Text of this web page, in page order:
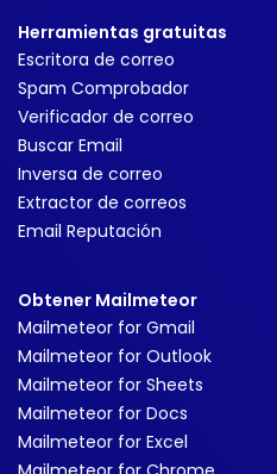
Herramientas gratuitas
Escritora de correo
Spam Comprobador
Verificador de correo
Buscar Email
Inversa de correo
Extractor de correos
Email Reputación
Obtener Mailmeteor
Mailmeteor for Gmail
Mailmeteor for Outlook
Mailmeteor for Sheets
Mailmeteor for Docs
Mailmeteor for Excel